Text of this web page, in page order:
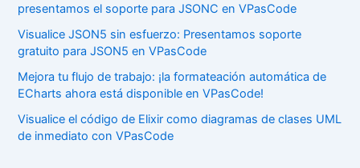
presentamos el soporte para JSONC en VPasCode
Visualice JSON5 sin esfuerzo: Presentamos soporte
gratuito para JSON5 en VPasCode
Mejora tu flujo de trabajo: ¡la formateación automática de
ECharts ahora está disponible en VPasCode!
Visualice el código de Elixir como diagramas de clases UML
de inmediato con VPasCode